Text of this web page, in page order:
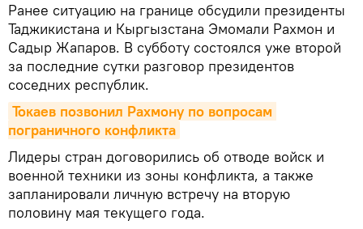
Ранее ситуацию на границе обсудили президенты
Таджикистана и Кыргызстана Эмомали Рахмон и
Садыр Жапаров. В субботу состоялся уже второй
за последние сутки разговор президентов
соседних республик.
Токаев позвонил Рахмону по вопросам
пограничного конфликта
Лидеры стран договорились об отводе войск и
военной техники из зоны конфликта, а также
запланировали личную встречу на вторую
половину мая текущего года.